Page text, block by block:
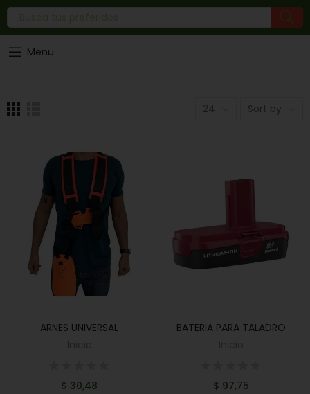
Menu
24 Sort by
AÑADIR AL CARRITO
ARNES UNIVERSAL
$ 30,48
AÑADIR AL CARRITO
BATERIA PARA TALADRO
$ 97,75